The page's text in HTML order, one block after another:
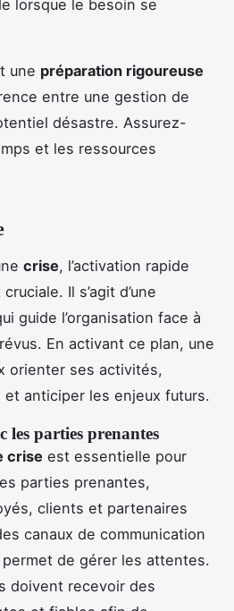
lorsque le besoin se
une préparation rigoureuse
entre une gestion de
désastre. Assurez-
et les ressources
crise, l’activation rapide
Il s’agit d’une
guide l’organisation face à
En activant ce plan, une
orienter ses activités,
anticiper les enjeux futurs.
les parties prenantes
crise est essentielle pour
parties prenantes,
clients et partenaires
canaux de communication
de gérer les attentes.
doivent recevoir des